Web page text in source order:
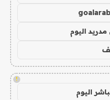
اليوم
!
اليوم